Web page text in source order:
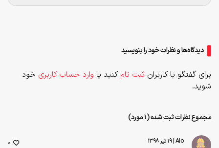
دیدگاه‌ها و نظرات خود را بنویسید
برای گفتگو با کاربران ثبت نام کنید یا وارد حساب کاربری خود
شوید.
مجموع نظرات ثبت شده (1 مورد)
Alo| ۱۹ تیر ۱۳۹۸
0